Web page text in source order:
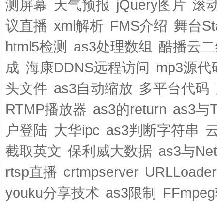
测屏幕 天气预报 jQuery图片 滚
议直播 xml解析 FMS介绍 舞台
html5检测
as3处理数组 酷播云
成 海康DDNS远程访问 mp3源代
头文件 as3自动缩放 多平台代码
RTMP播放器 as3的return as3与
户登陆 大华ipc as3判断字符串
截取英文 保利威大数据 as3与
rtsp直播 crtmpserver
youku分享技术 as3限制